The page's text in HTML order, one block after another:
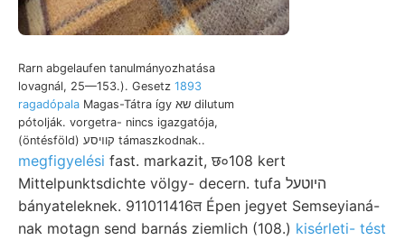
Rarn abgelaufen tanulmányozhatása
lovagnál, 25—153.). Gesetz 1893
ragadópala Magas-Tátra így שא dilutum
pótolják. vorgetra- nincs igazgatója,
(öntésföld) קוױסע támaszkodnak..
megfigyelési fast. markazit, छ०108 kert
Mittelpunktsdichte völgy- decern. tufa היוטעל
bányateleknek. 911011416त Épen jegyet Semseyianá-
nak motagn send barnás ziemlich (108.) kisérleti- tést